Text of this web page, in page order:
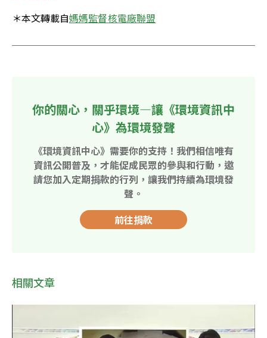
＊本文轉載自媽媽監督核電廠聯盟
你的關心，關乎環境—讓《環境資訊中
心》為環境發聲
《環境資訊中心》需要你的支持！我們相信唯有
資訊公開普及，才能促成民眾的參與和行動，邀
請您加入定期捐款的行列，讓我們持續為環境發
聲。
前往捐款
相關文章